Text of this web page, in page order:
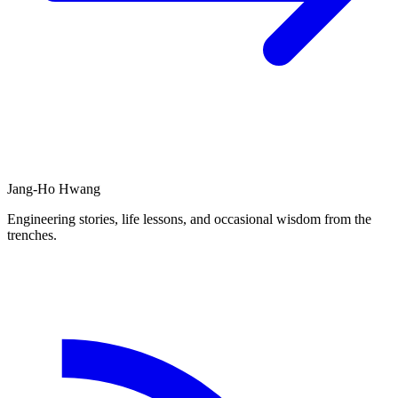
Jang-Ho Hwang
Engineering stories, life lessons, and occasional wisdom from the
trenches.